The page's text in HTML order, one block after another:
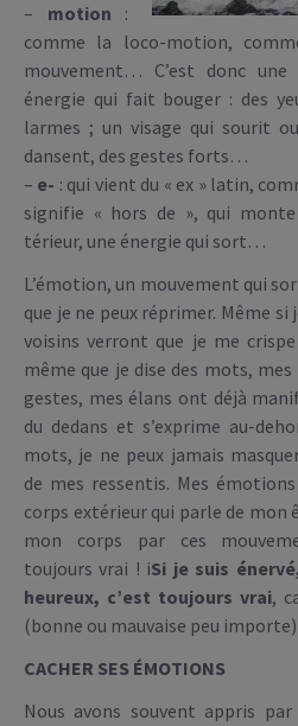
– motion :
comme la loco-motion,
mouvement… C’est donc
énergie qui fait bouger : des
larmes ; un visage qui sourit
dansent, des gestes forts…
– e- : qui vient du « ex » latin,
signifie « hors de », qui monte
térieur, une énergie qui sort…
L’émotion, un mouvement qui
que je ne peux réprimer. Même si
voisins verront que je me
même que je dise des mots,
gestes, mes élans ont déjà
du dedans et s’exprime au-
mots, je ne peux jamais
de mes ressentis. Mes
corps extérieur qui parle de mon
mon corps par ces
toujours vrai ! iSi je suis
heureux, c’est toujours vrai,
(bonne ou mauvaise peu importe)
CACHER SES ÉMOTIONS
Nous avons souvent appris